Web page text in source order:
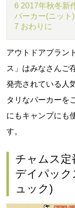
6 2017年秋冬新
パーカー(ニット)
7 おわりに
アウトドアブラン
ス」はみなさんご
発売されている人
タリなパーカーを
にもキャンプにも
す。
チャムス
デイパック
ュック)